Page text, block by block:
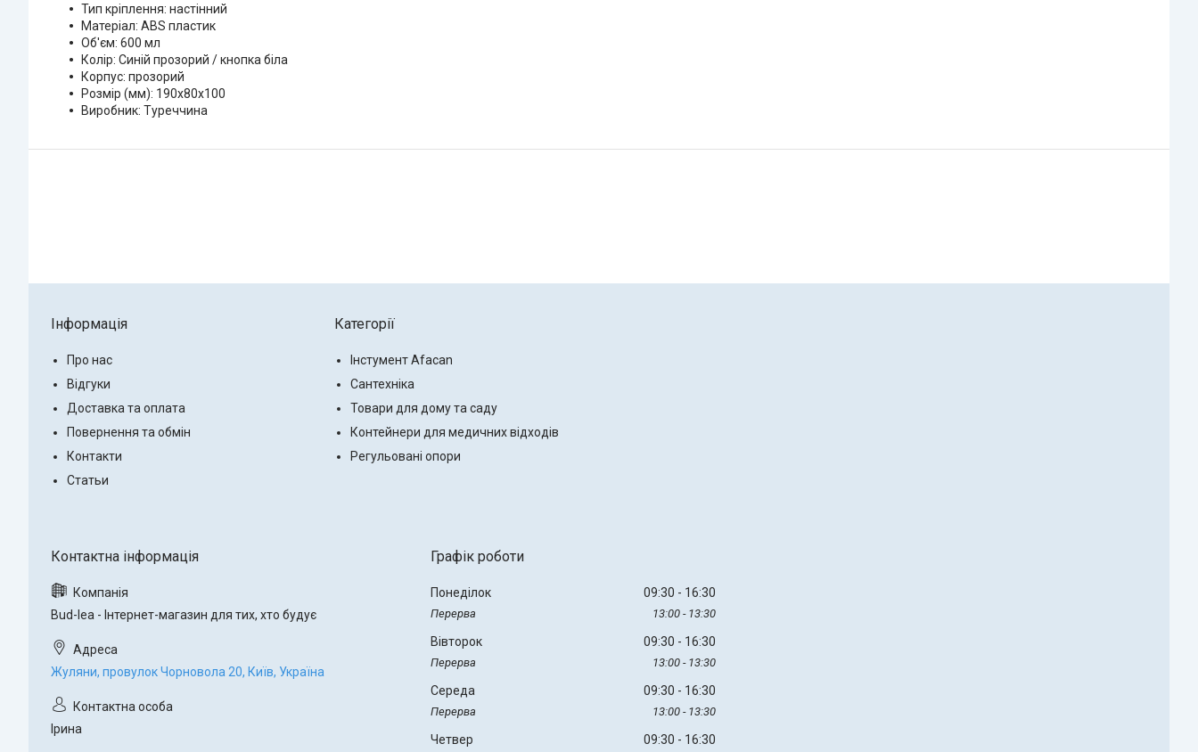
Тип кріплення: настінний
Матеріал: ABS пластик
Об'єм: 600 мл
Колір: Синій прозорий / кнопка біла
Корпус: прозорий
Розмір (мм): 190х80х100
Виробник: Туреччина
Інформація
Про нас
Відгуки
Доставка та оплата
Повернення та обмін
Контакти
Статьи
Категорії
Інстумент Afacan
Сантехніка
Товари для дому та саду
Контейнери для медичних відходів
Регульовані опори
Bud-lea - Інтернет-магазин для тих, хто будує
Жуляни, провулок Чорновола 20, Київ, Україна
Ірина
Графік роботи
Понеділок 09:30 16:30
13:00 13:30
Вівторок 09:30 16:30
13:00 13:30
Середа 09:30 16:30
13:00 13:30
Четвер 09:30 16:30